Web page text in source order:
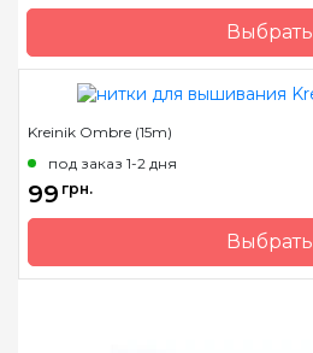
Выбрать
Бренд
Страна-производитель
Состав
Kreinik Ombre (15m)
под заказ 1-2 дня
99 грн.
Выбрать
Бренд